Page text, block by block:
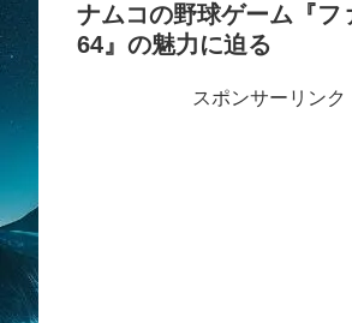
ナムコの野球ゲーム『フ
64』の魅力に迫る
スポンサーリンク